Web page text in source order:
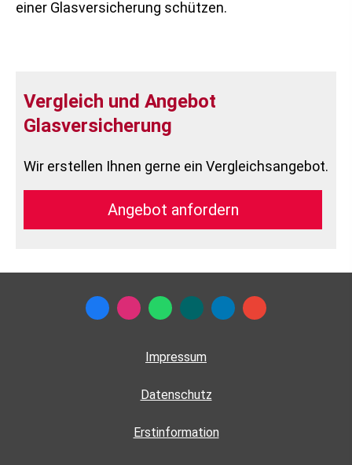
einer Glasversicherung schützen.
Vergleich und Angebot
Glasversicherung
Wir erstellen Ihnen gerne ein Vergleichsangebot.
An­ge­bot an­for­dern
Impressum
Datenschutz
Erstinformation